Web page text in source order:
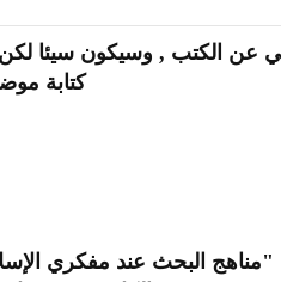
عن الكتب , وسيكون سيئا لكن
كتابة
"مناهج البحث عند مفكري